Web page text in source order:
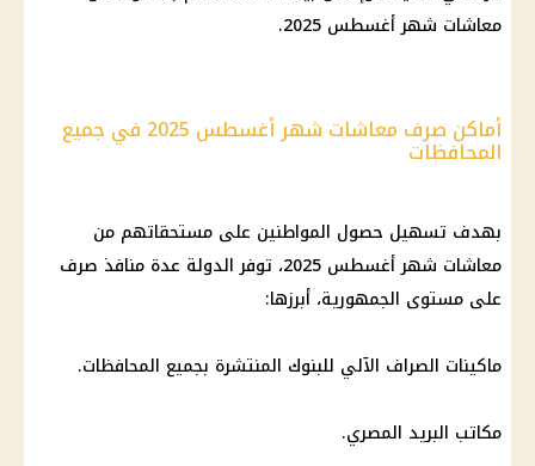
معاشات شهر أغسطس 2025.
أماكن صرف معاشات شهر أغسطس 2025 في جميع
المحافظات
بهدف تسهيل حصول المواطنين على مستحقاتهم من
معاشات شهر أغسطس 2025
، توفر الدولة عدة منافذ صرف
على مستوى الجمهورية، أبرزها:
ماكينات الصراف الآلي للبنوك المنتشرة بجميع المحافظات.
مكاتب البريد المصري.